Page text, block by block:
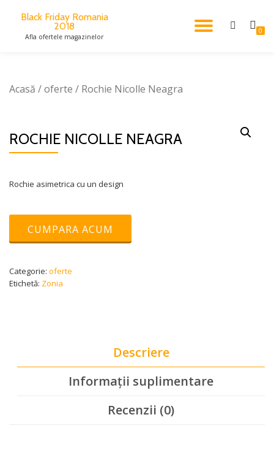
Black Friday Romania
2018
Afla ofertele magazinelor
0
Acasă /oferte / Rochie Nicolle Neagra
ROCHIE NICOLLE NEAGRA
Rochie asimetrica cu un design
CUMPARA ACUM
Categorie: oferte
Etichetă: Zonia
Descriere
Informații suplimentare
Recenzii (0)